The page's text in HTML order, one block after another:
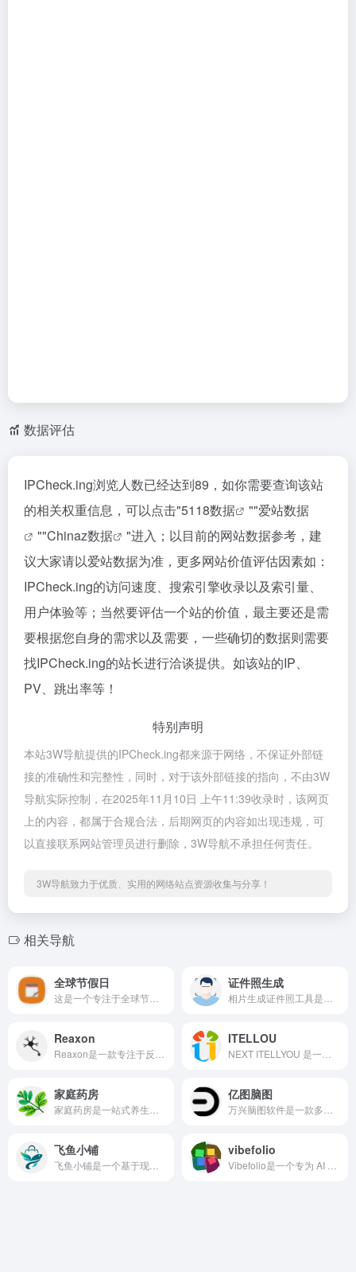
数据评估
IPCheck.ing浏览人数已经达到89，如你需要查询该站
的相关权重信息，可以点击"5118数据 ""爱站数据
""Chinaz数据
"进入；以目前的网站数据参考，建
议大家请以爱站数据为准，更多网站价值评估因素如：
IPCheck.ing的访问速度、搜索引擎收录以及索引量、
用户体验等；当然要评估一个站的价值，最主要还是需
要根据您自身的需求以及需要，一些确切的数据则需要
找IPCheck.ing的站长进行洽谈提供。如该站的IP、
PV、跳出率等！
特别声明
本站3W导航提供的IPCheck.ing都来源于网络，不保证外部链
接的准确性和完整性，同时，对于该外部链接的指向，不由3W
导航实际控制，在2025年11月10日 上午11:39收录时，该网页
上的内容，都属于合规合法，后期网页的内容如出现违规，可
以直接联系网站管理员进行删除，3W导航不承担任何责任。
3W导航致力于优质、实用的网络站点资源收集与分享！
相关导航
全球节假日
这是一个专注于全球节假日查询的平台，帮助用户快速了解世界各个国家和地区的公共假期、传统节日以及重要纪念日信息。
证件照生成
相片生成证件照工具是一款帮助用户快速生成高质量证件照的工具。不需要注册，操作简单。
Reaxon
Reaxon是一款专注于反应速度测试的极简在线娱乐平台，集合了多款轻量级小游戏，旨在为玩家提供快速、直观的挑战体验。平台采用简洁的界面设计，操作“一键即玩”，无需下载或注册，即可直接进入游戏。
ITELLOU
NEXT ITELLYOU 是一个专注于提供微软原版软件镜像及相关资源获取信息的综合平台。
家庭药房
家庭药房是一站式养生茶配方平台，融合中医传统精髓与当代生活需求。
亿图脑图
万兴脑图软件是一款多平台思维导图软件，可用于Windows，Mac和Linux等桌面环境，也可以在线使用或在苹果，安卓等移动端上使用。
飞鱼小铺
飞鱼小铺是一个基于现代技术栈开发的开源电商系统，专注于小而美、易上手的独立网店搭建。它支持快速部署个人品牌店、知识付费、数字产品售卖、手工/实体商品销售等场景。
vibefolio
Vibefolio是一个专为 AI 辅助编程时代打造的个人项目展示平台，让你用 2 分钟搭好一个高颜值的 builder 主页，一个链接搞定所有社交平台的个人简介。